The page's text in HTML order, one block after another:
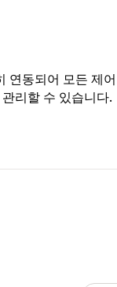
연동되어 모든 제어
리할 수 있습니다.